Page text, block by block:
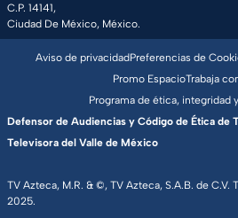
C.P. 14141,
Ciudad De México, México.
TV Azteca, M.R. & ©, TV Azteca, S.A.B. de C.V.
2025.
Aviso de privacidadPreferencias de
Promo EspacioTrabaja
Programa de ética, integridad
Defensor de Audiencias y Código de Ética de
Televisora del Valle de México